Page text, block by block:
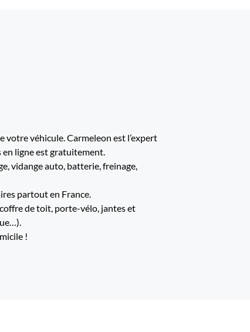
véhicule. Carmeleon est l’expert
en ligne est gratuitement.
vidange auto, batterie, freinage,
partout en France.
de toit, porte-vélo, jantes et
!